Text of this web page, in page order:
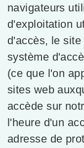
navigateurs
d'exploitation
d'accès, le
système
(ce que l'on
sites web
accède sur
l'heure d'un
adresse de